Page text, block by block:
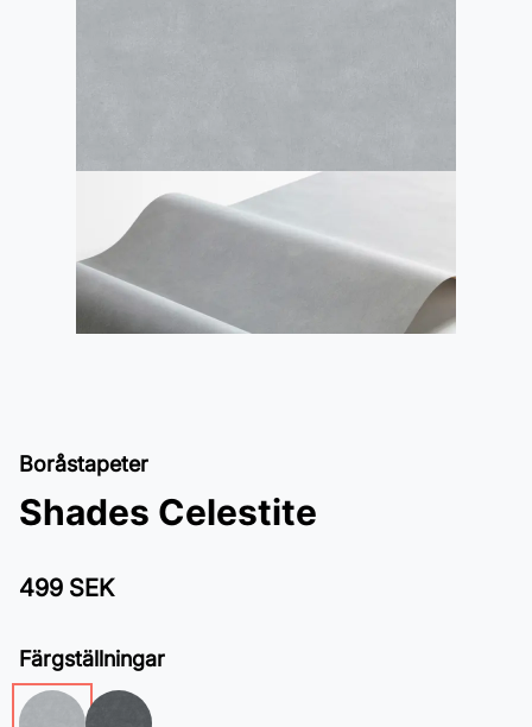
Boråstapeter
Shades Celestite
499 SEK
Färgställningar